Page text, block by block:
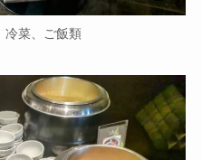
菜、ご飯類